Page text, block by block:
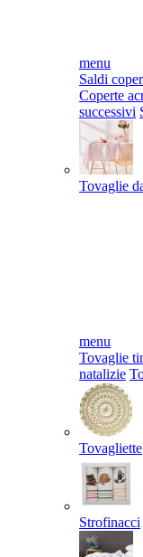
menu
Saldi
Coperte
successivi
Tovaglie
menu
Tovaglie
natalizie
Tovagliette
Strofinacci